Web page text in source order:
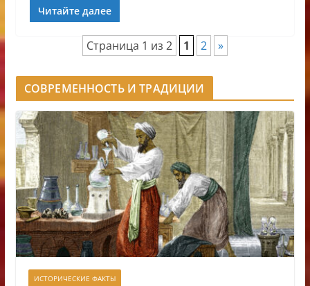
Читайте далее
Страница 1 из 2 1 2 »
СОВРЕМЕННОСТЬ И ТРАДИЦИИ
ИСТОРИЧЕСКИЕ ФАКТЫ